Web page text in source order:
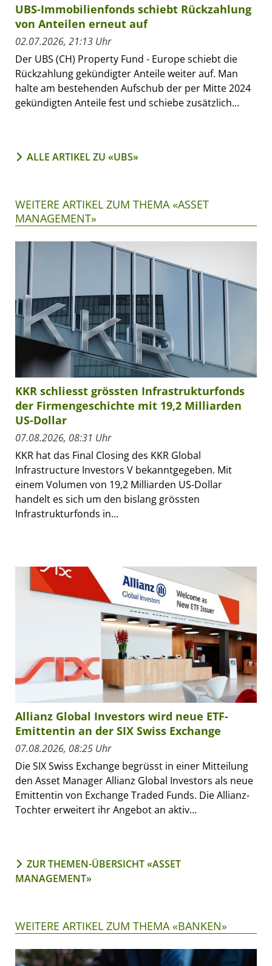
UBS-Immobilienfonds schiebt Rückzahlung
von Anteilen erneut auf
02.07.2026, 21:13 Uhr
Der UBS (CH) Property Fund - Europe schiebt die
Rückzahlung gekündigter Anteile weiter auf. Man
halte am bestehenden Aufschub der per Mitte 2024
gekündigten Anteile fest und schiebe zusätzlich...
ALLE ARTIKEL ZU «UBS»
WEITERE ARTIKEL ZUM THEMA «ASSET
MANAGEMENT»
KKR schliesst grössten Infrastrukturfonds
der Firmengeschichte mit 19,2 Milliarden
US-Dollar
07.08.2026, 08:31 Uhr
KKR hat das Final Closing des KKR Global
Infrastructure Investors V bekanntgegeben. Mit
einem Volumen von 19,2 Milliarden US-Dollar
handelt es sich um den bislang grössten
Infrastrukturfonds in...
Allianz Global Investors wird neue ETF-
Emittentin an der SIX Swiss Exchange
07.08.2026, 08:25 Uhr
Die SIX Swiss Exchange begrüsst in einer Mitteilung
den Asset Manager Allianz Global Investors als neue
Emittentin von Exchange Traded Funds. Die Allianz-
Tochter erweitert ihr Angebot an aktiv...
ZUR THEMEN-ÜBERSICHT «ASSET
MANAGEMENT»
WEITERE ARTIKEL ZUM THEMA «BANKEN»